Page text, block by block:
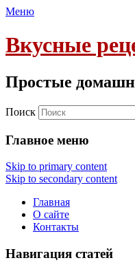
Меню
Вкусные
Простые
Поиск
Главное меню
Skip to primary content
Skip to secondary content
Главная
О сайте
Контакты
Навигация статей